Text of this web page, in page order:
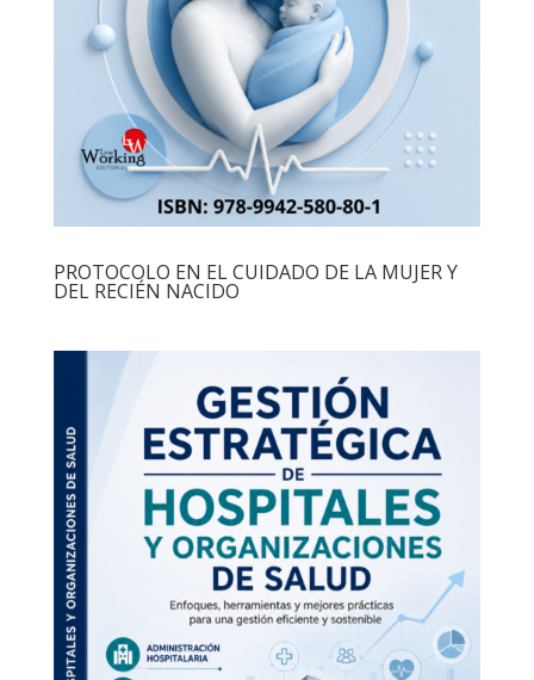
PROTOCOLO EN EL CUIDADO DE LA MUJER Y
DEL RECIÉN NACIDO